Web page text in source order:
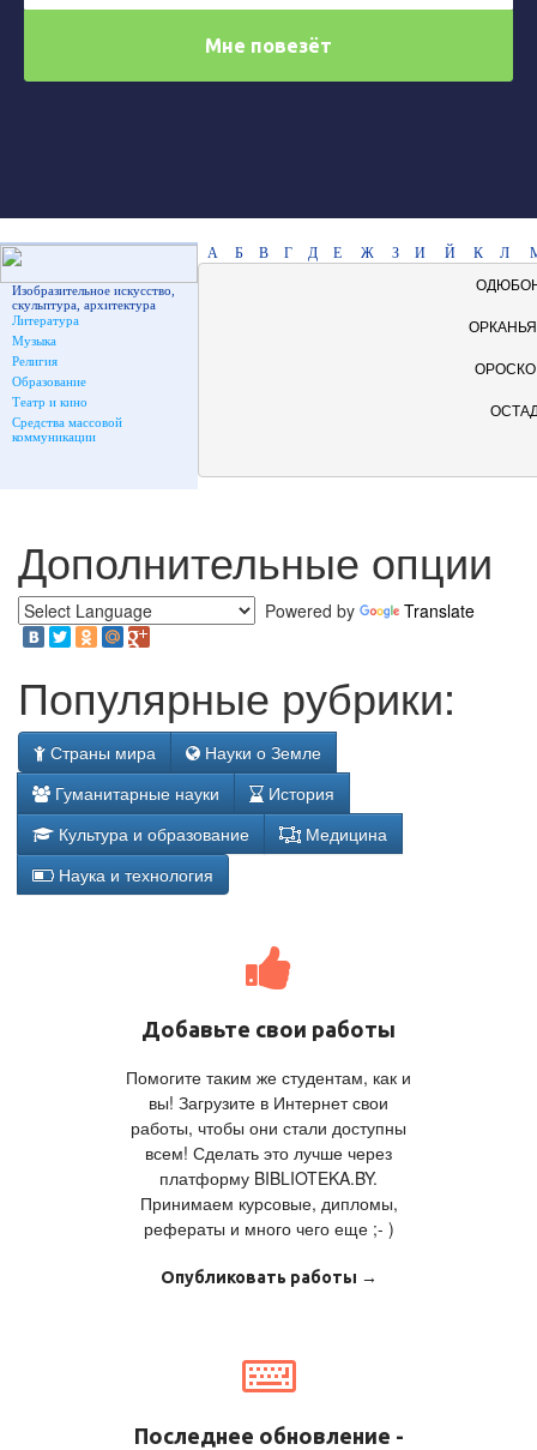
Изобразительное искусство,
скульптура, архитектура
Литература
Музыка
Религия
Образование
Театр и кино
Средства массовой
коммуникации
А Б В Г Д Е Ж З И Й К Л
Дополнительные опции
Powered by Translate
Популярные рубрики:
Страны мира
Науки о Земле
Гуманитарные науки
История
Культура и образование
Медицина
Наука и технология
Добавьте свои работы
Помогите таким же студентам, как и
вы! Загрузите в Интернет свои
работы, чтобы они стали доступны
всем! Сделать это лучше через
платформу BIBLIOTEKA.BY.
Принимаем курсовые, дипломы,
рефераты и много чего еще ;- )
Опубликовать работы →
Последнее обновление -